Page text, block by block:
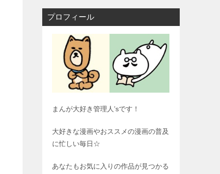
プロフィール
まんが大好き管理人’sです！
大好きな漫画やおススメの漫画の普及
に忙しい毎日☆
あなたもお気に入りの作品が見つかる